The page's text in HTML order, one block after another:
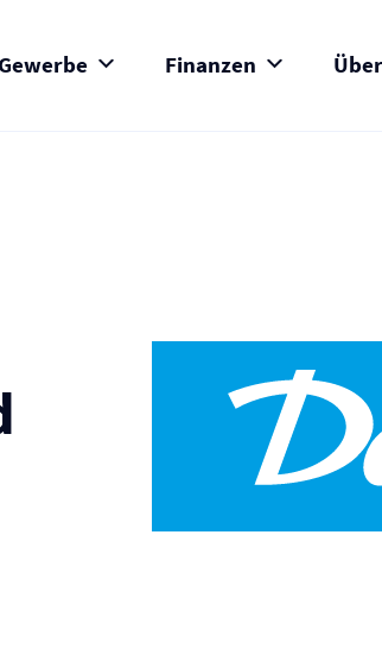
Gewerbe Finanzen